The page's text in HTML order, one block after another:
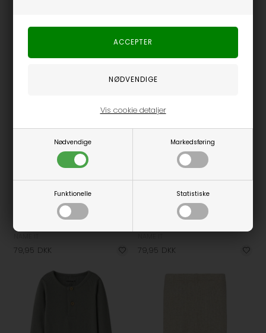
Nødvendige Markedsføring
Funktionelle Statistiske
Vis cookie detaljer
Fås i flere størrelser
Kab Leggings
79,95 DKK
Fås i flere størrelser
79,95 DKK